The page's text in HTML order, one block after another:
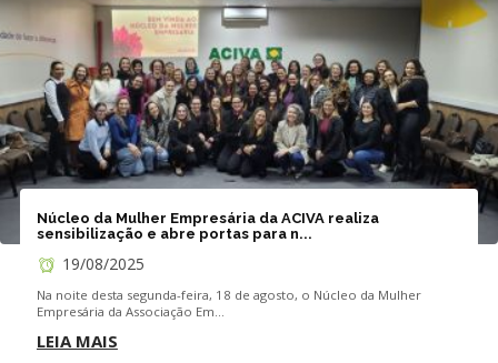
Núcleo da Mulher Empresária da ACIVA realiza
sensibilização e abre portas para n...
19/08/2025
Na noite desta segunda-feira, 18 de agosto, o Núcleo da Mulher
Empresária da Associação Em...
LEIA MAIS